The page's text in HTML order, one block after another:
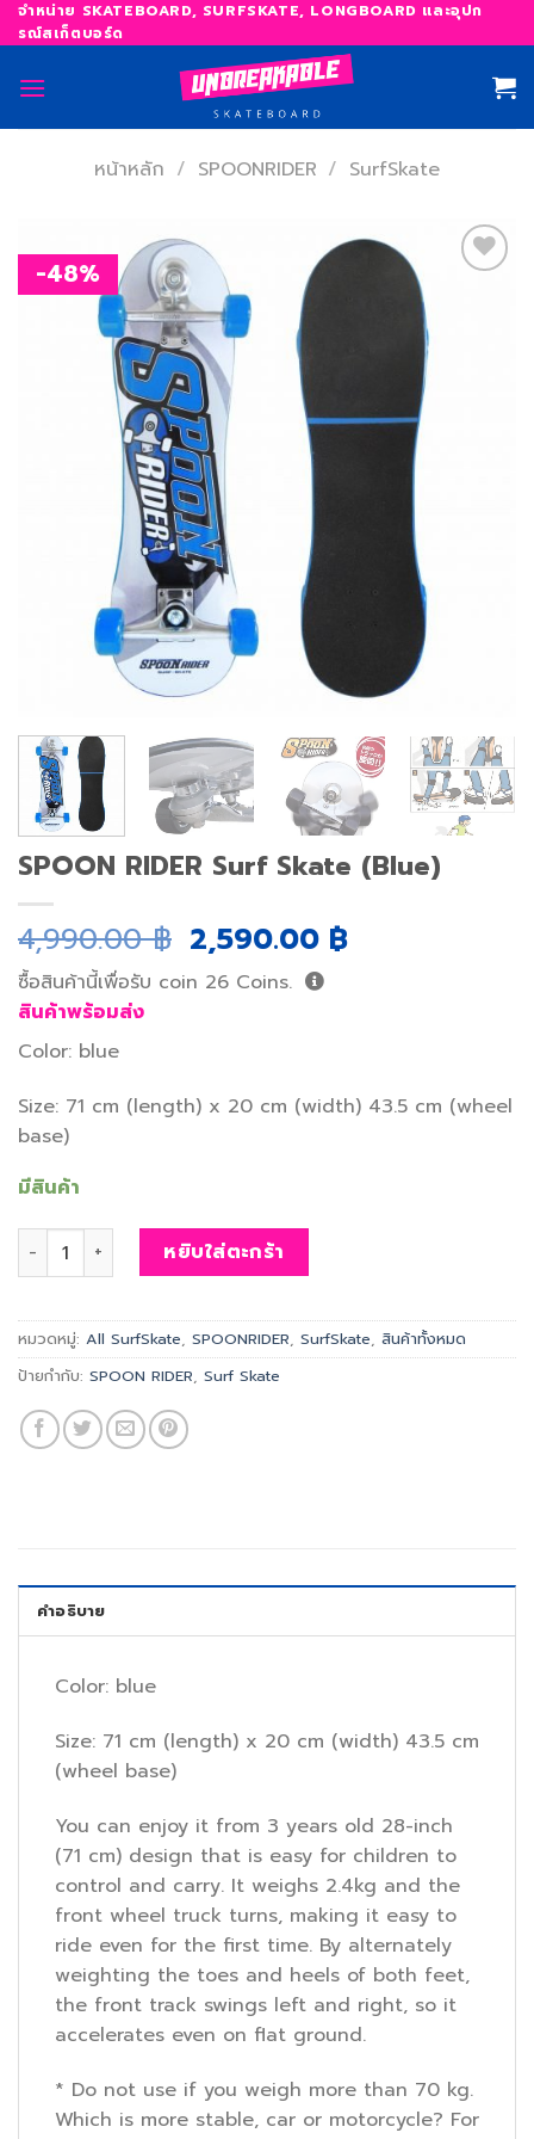
Skip
to
content
จำหน่าย SKATEBOARD, SURFSKATE, LONGBOARD และอุปก
รณ์สเก็ตบอร์ด
หน้าหลัก / SPOONRIDER / SurfSkate
-48%
SPOON RIDER Surf Skate (Blue)
4,990.00฿ Original
price
was:
2,590.00 ฿Current
ซื้อสินค้านี้เพื่อรับ coin 26 Coins.
สินค้าพร้อมส่ง
Color: blue
Size: 71 cm (length) x 20 cm (width) 43.5 cm (wheel
base)
มีสินค้า
จำนวน SPOON RIDER Surf Skate (Blue) ชิ้น
หยิบใส่ตะกร้า
หมวดหมู่: All SurfSkate, SPOONRIDER, SurfSkate, สินค้าทั้งหมด
ป้ายกำกับ: SPOON RIDER, Surf Skate
คำอธิบาย
Color: blue
Size: 71 cm (length) x 20 cm (width) 43.5 cm
(wheel base)
You can enjoy it from 3 years old 28-inch
(71 cm) design that is easy for children to
control and carry. It weighs 2.4kg and the
front wheel truck turns, making it easy to
ride even for the first time. By alternately
weighting the toes and heels of both feet,
the front track swings left and right, so it
accelerates even on flat ground.
* Do not use if you weigh more than 70 kg.
Which is more stable, car or motorcycle? For